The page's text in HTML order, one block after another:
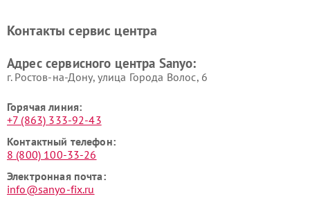
Контакты сервис центра
Адрес сервисного центра Sanyo:
г. Ростов-на-Дону, улица Города Волос, 6
Горячая линия:
+7 (863) 333-92-43
Контактный телефон:
8 (800) 100-33-26
Электронная почта:
info@sanyo-fix.ru